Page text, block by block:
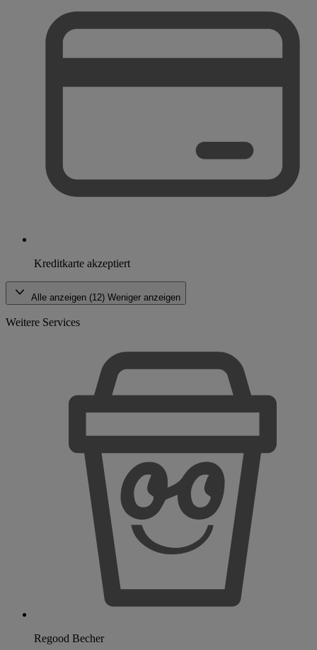
Kreditkarte akzeptiert
Alle anzeigen (12) Weniger anzeigen
Weitere Services
Regood Becher